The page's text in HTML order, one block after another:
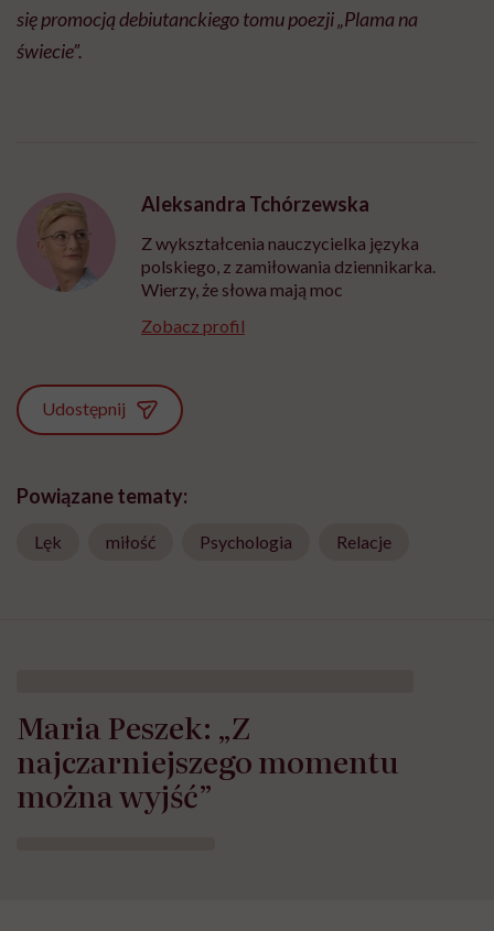
się promocją debiutanckiego tomu poezji „Plama na
świecie”.
Aleksandra Tchórzewska
Z wykształcenia nauczycielka języka
polskiego, z zamiłowania dziennikarka.
Wierzy, że słowa mają moc
Zobacz profil
Udostępnij
Powiązane tematy:
Lęk miłość Psychologia Relacje
Maria Peszek: „Z
najczarniejszego momentu
można wyjść”